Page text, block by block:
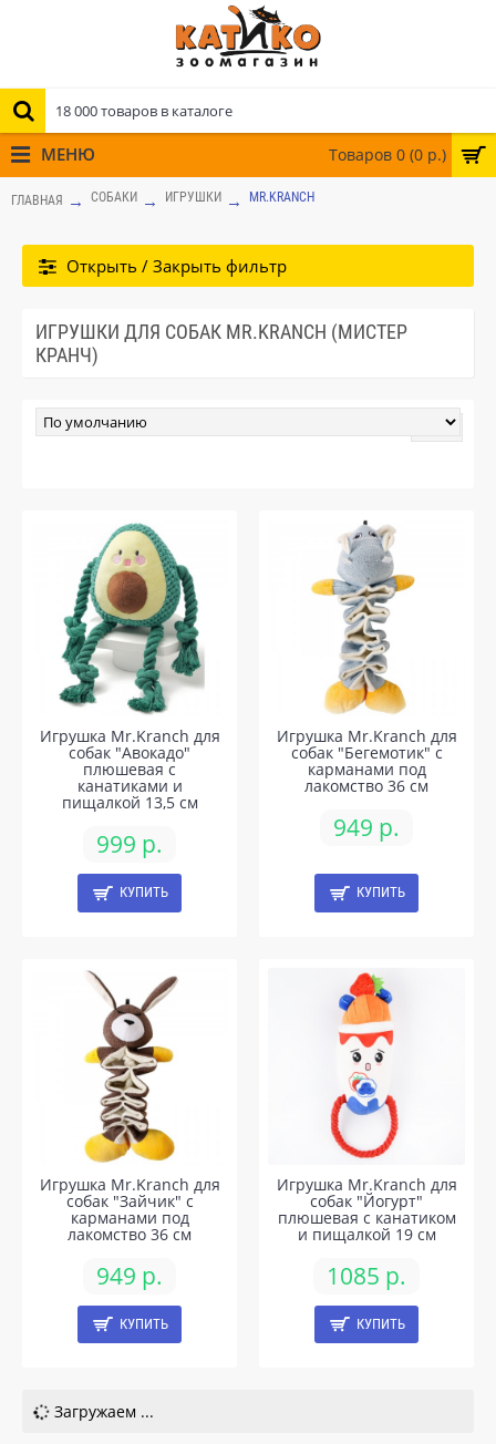
Товаров 0 (0 р.)
МЕНЮ
ГЛАВНАЯ СОБАКИ ИГРУШКИ MR.KRANCH
Открыть / Закрыть фильтр
ИГРУШКИ ДЛЯ СОБАК MR.KRANCH (МИСТЕР
КРАНЧ)
Игрушка Mr.Kranch для
собак "Авокадо"
плюшевая с
канатиками и
пищалкой 13,5 см
999 р.
КУПИТЬ
Игрушка Mr.Kranch для
собак "Бегемотик" с
карманами под
лакомство 36 см
949 р.
КУПИТЬ
Игрушка Mr.Kranch для
собак "Зайчик" с
карманами под
лакомство 36 см
949 р.
КУПИТЬ
Игрушка Mr.Kranch для
собак "Йогурт"
плюшевая с канатиком
и пищалкой 19 см
1085 р.
КУПИТЬ
Загружаем ...